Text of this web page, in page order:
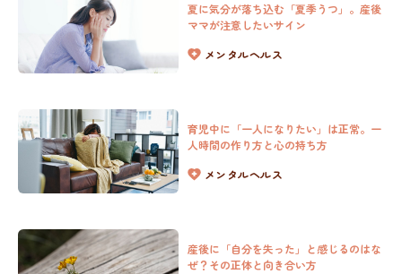
夏に気分が落ち込む「夏季うつ」。産後
ママが注意したいサイン
メンタルヘルス
育児中に「一人になりたい」は正常。一
人時間の作り方と心の持ち方
メンタルヘルス
産後に「自分を失った」と感じるのはな
ぜ？その正体と向き合い方